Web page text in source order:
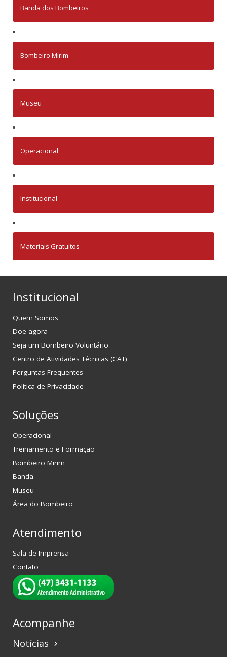
Banda dos Bombeiros
Bombeiro Mirim
Museu
Operacional
Institucional
Materiais Gratuitos
Institucional
Quem Somos
Doe agora
Seja um Bombeiro Voluntário
Centro de Atividades Técnicas (CAT)
Perguntas Frequentes
Política de Privacidade
Soluções
Operacional
Treinamento e Formação
Bombeiro Mirim
Banda
Museu
Área do Bombeiro
Atendimento
Sala de Imprensa
Contato
Acompanhe
Notícias keyboard_arrow_right